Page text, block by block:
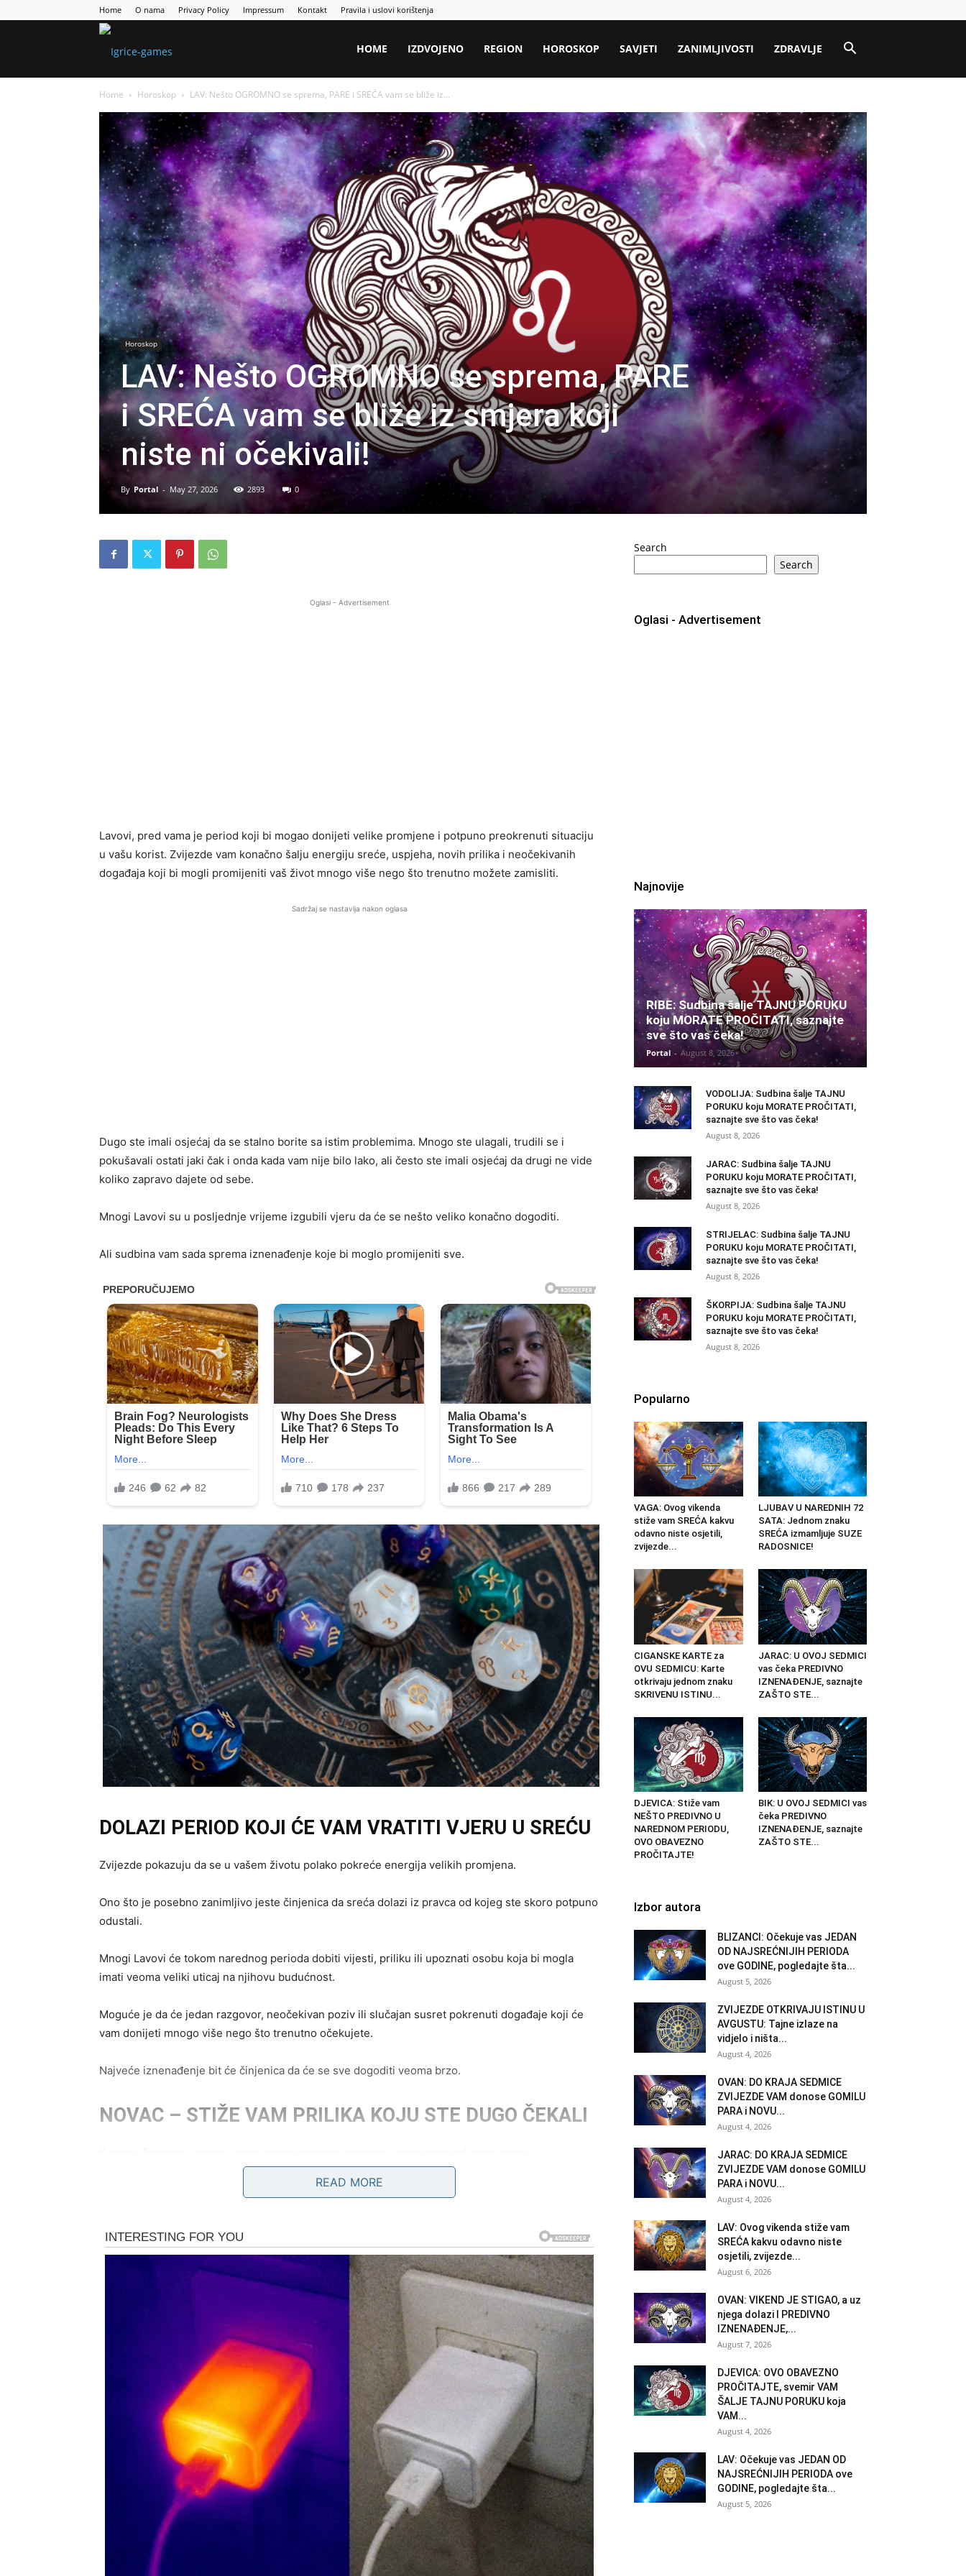
Home O nama Privacy Policy Impressum Kontakt Pravila i uslovi korištenja
HOME IZDVOJENO REGION HOROSKOP SAVJETI ZANIMLJIVOSTI ZDRAVLJE
Home Horoskop LAV: Nešto OGROMNO se sprema, PARE i SREĆA vam se bliže iz...
Horoskop
LAV: Nešto OGROMNO se sprema, PARE
i SREĆA vam se bliže iz smjera koji
niste ni očekivali!
By Portal - May 27, 2026 2893 0
Oglasi - Advertisement
Lavovi, pred vama je period koji bi mogao donijeti velike promjene i potpuno preokrenuti situaciju
u vašu korist. Zvijezde vam konačno šalju energiju sreće, uspjeha, novih prilika i neočekivanih
događaja koji bi mogli promijeniti vaš život mnogo više nego što trenutno možete zamisliti.
Sadržaj se nastavlja nakon oglasa
Dugo ste imali osjećaj da se stalno borite sa istim problemima. Mnogo ste ulagali, trudili se i
pokušavali ostati jaki čak i onda kada vam nije bilo lako, ali često ste imali osjećaj da drugi ne vide
koliko zapravo dajete od sebe.
Mnogi Lavovi su u posljednje vrijeme izgubili vjeru da će se nešto veliko konačno dogoditi.
Ali sudbina vam sada sprema iznenađenje koje bi moglo promijeniti sve.
DOLAZI PERIOD KOJI ĆE VAM VRATITI VJERU U SREĆU
Zvijezde pokazuju da se u vašem životu polako pokreće energija velikih promjena.
Ono što je posebno zanimljivo jeste činjenica da sreća dolazi iz pravca od kojeg ste skoro potpuno
odustali.
Mnogi Lavovi će tokom narednog perioda dobiti vijesti, priliku ili upoznati osobu koja bi mogla
imati veoma veliki uticaj na njihovu budućnost.
Moguće je da će jedan razgovor, neočekivan poziv ili slučajan susret pokrenuti događaje koji će
vam donijeti mnogo više nego što trenutno očekujete.
Najveće iznenađenje bit će činjenica da će se sve dogoditi veoma brzo.
NOVAC – STIŽE VAM PRILIKA KOJU STE DUGO ČEKALI
Zvijezde pokazuju mogućnost dodatne zarade, poslovne promjene ili prilike koja bi vam mogla
Mnogi Lavovi će konačno osjetiti olakšanje nakon perioda tokom kojeg su stalno morali razmišljati
o računima, troškovima i problemima koje nisu mogli lako riješiti.
Sudbina vam sada vraća ono što ste dugo zasluživali.
Moguće je da će vam neko pomoći, otvoriti nova vrata ili vam dati priliku koja će vam promijeniti
Posebno će sreće imati Lavovi koji već dugo razmišljaju o promjeni posla ili velikom životnom
READ MORE
Search
Search
Oglasi - Advertisement
Najnovije
RIBE: Sudbina šalje TAJNU PORUKU
koju MORATE PROČITATI, saznajte
sve što vas čeka!
Portal - August 8, 2026
VODOLIJA: Sudbina šalje TAJNU
PORUKU koju MORATE PROČITATI,
saznajte sve što vas čeka!
August 8, 2026
JARAC: Sudbina šalje TAJNU
PORUKU koju MORATE PROČITATI,
saznajte sve što vas čeka!
August 8, 2026
STRIJELAC: Sudbina šalje TAJNU
PORUKU koju MORATE PROČITATI,
saznajte sve što vas čeka!
August 8, 2026
ŠKORPIJA: Sudbina šalje TAJNU
PORUKU koju MORATE PROČITATI,
saznajte sve što vas čeka!
August 8, 2026
Popularno
VAGA: Ovog vikenda
stiže vam SREĆA kakvu
odavno niste osjetili,
zvijezde...
LJUBAV U NAREDNIH 72
SATA: Jednom znaku
SREĆA izmamljuje SUZE
RADOSNICE!
CIGANSKE KARTE za
OVU SEDMICU: Karte
otkrivaju jednom znaku
SKRIVENU ISTINU...
JARAC: U OVOJ SEDMICI
vas čeka PREDIVNO
IZNENAĐENJE, saznajte
ZAŠTO STE...
DJEVICA: Stiže vam
NEŠTO PREDIVNO U
NAREDNOM PERIODU,
OVO OBAVEZNO
PROČITAJTE!
BIK: U OVOJ SEDMICI vas
čeka PREDIVNO
IZNENAĐENJE, saznajte
ZAŠTO STE...
Izbor autora
BLIZANCI: Očekuje vas JEDAN
OD NAJSREĆNIJIH PERIODA
ove GODINE, pogledajte šta...
August 5, 2026
ZVIJEZDE OTKRIVAJU ISTINU U
AVGUSTU: Tajne izlaze na
vidjelo i ništa...
August 4, 2026
OVAN: DO KRAJA SEDMICE
ZVIJEZDE VAM donose GOMILU
PARA i NOVU...
August 4, 2026
JARAC: DO KRAJA SEDMICE
ZVIJEZDE VAM donose GOMILU
PARA i NOVU...
August 4, 2026
LAV: Ovog vikenda stiže vam
SREĆA kakvu odavno niste
osjetili, zvijezde...
August 6, 2026
OVAN: VIKEND JE STIGAO, a uz
njega dolazi I PREDIVNO
IZNENAĐENJE,...
August 7, 2026
DJEVICA: OVO OBAVEZNO
PROČITAJTE, svemir VAM
ŠALJE TAJNU PORUKU koja
VAM...
August 4, 2026
LAV: Očekuje vas JEDAN OD
NAJSREĆNIJIH PERIODA ove
GODINE, pogledajte šta...
August 5, 2026